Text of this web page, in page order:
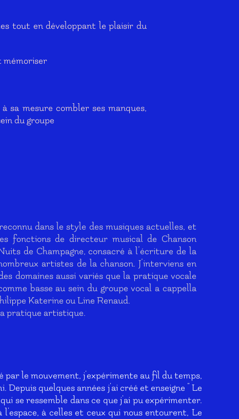
tout en développant le plaisir du
mémoriser
sa mesure combler ses manques,
du groupe
dans le style des musiques actuelles, et
fonctions de directeur musical de Chanson
de Champagne, consacré à l’écriture de la
artistes de la chanson. J’interviens en
domaines aussi variés que la pratique vocale
basse au sein du groupe vocal a cappella
Katerine ou Line Renaud.
pratique artistique.
le mouvement, j'expérimente au fil du temps,
Depuis quelques années j'ai créé et enseigne " Le
se ressemble dans ce que j'ai pu expérimenter.
à celles et ceux qui nous entourent, Le